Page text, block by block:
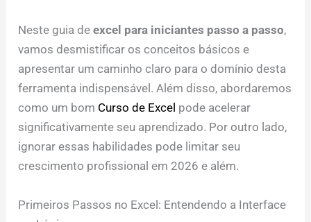
Neste guia deexcel para iniciantes passo a passo,
vamos desmistificar os conceitos básicos e
apresentar um caminho claro para o domínio desta
ferramenta indispensável. Além disso, abordaremos
como um bom Curso de Excel pode acelerar
significativamente seu aprendizado. Por outro lado,
ignorar essas habilidades pode limitar seu
crescimento profissional em 2026 e além.
Primeiros Passos no Excel: Entendendo a Interface